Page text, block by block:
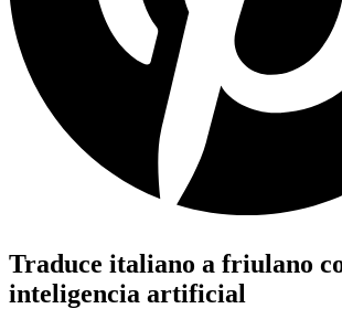
Traduce italiano a friulano
inteligencia artificial